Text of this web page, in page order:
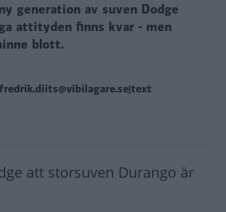
generation av suven Dodge
attityden finns kvar - men
blott.
att storsuven Durango är